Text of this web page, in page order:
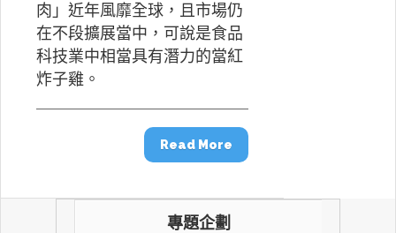
肉」近年風靡全球，且市場仍
在不段擴展當中，可說是食品
科技業中相當具有潛力的當紅
炸子雞。
Read More
專題企劃